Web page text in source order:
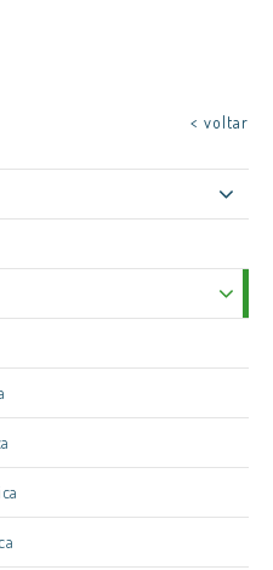
< voltar